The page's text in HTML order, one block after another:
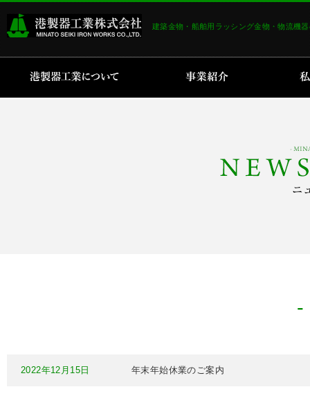
建築金物・船舶用ラッシング金物・物流機
2022年12月15日 年末年始休業のご案内